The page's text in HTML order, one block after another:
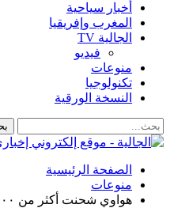
أخبار سياحية
المغرب وإفريقيا
الجالية TV
فيديو
منوعات
تكنولوجيا
النسخة الورقية
الصفحة الرئيسية
منوعات
هواوي شحنت أكثر من ۱۰۰ مليون هاتف هذا العام